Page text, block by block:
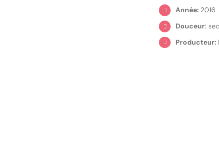
Année: 2016
Douceur: sec
Producteur: